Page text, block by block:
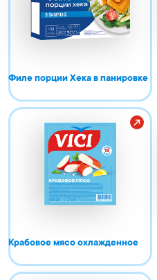
Филе порции Хека в панировке
Крабовое мясо охлажденное